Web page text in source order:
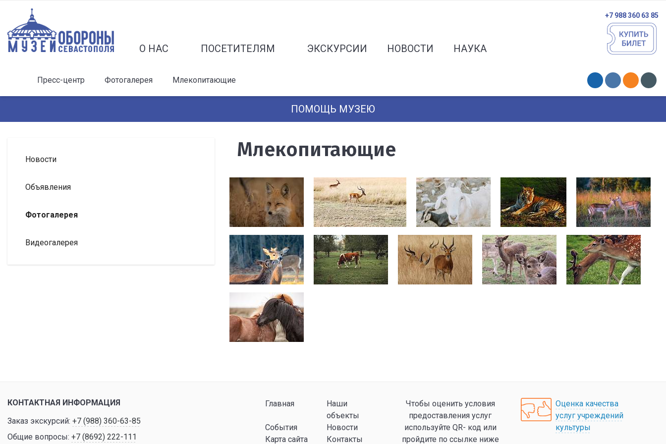
О НАС ПОСЕТИТЕЛЯМ ЭКСКУРСИИ НОВОСТИ НАУКА
+7 988 360 63 85
Пресс-центр Фотогалерея Млекопитающие
ПОМОЩЬ МУЗЕЮ
Новости
Объявления
Фотогалерея
Видеогалерея
Млекопитающие
КОНТАКТНАЯ ИНФОРМАЦИЯ
Заказ экскурсий: +7 (988) 360-63-85
Общие вопросы: +7 (8692) 222-111
Главная
Наши
объекты
События
Новости
Карта сайта
Контакты
Чтобы оценить условия
предоставления услуг
используйте QR- код или
пройдите по ссылке ниже
Оценка качества
услуг учреждений
культуры